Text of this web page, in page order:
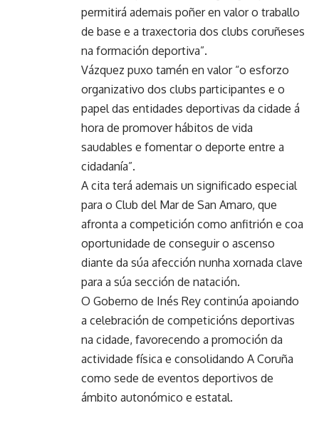
permitirá ademais poñer en valor o traballo
de base e a traxectoria dos clubs coruñeses
na formación deportiva”.
Vázquez puxo tamén en valor “o esforzo
organizativo dos clubs participantes e o
papel das entidades deportivas da cidade á
hora de promover hábitos de vida
saudables e fomentar o deporte entre a
cidadanía”.
A cita terá ademais un significado especial
para o Club del Mar de San Amaro, que
afronta a competición como anfitrión e coa
oportunidade de conseguir o ascenso
diante da súa afección nunha xornada clave
para a súa sección de natación.
O Goberno de Inés Rey continúa apoiando
a celebración de competicións deportivas
na cidade, favorecendo a promoción da
actividade física e consolidando A Coruña
como sede de eventos deportivos de
ámbito autonómico e estatal.